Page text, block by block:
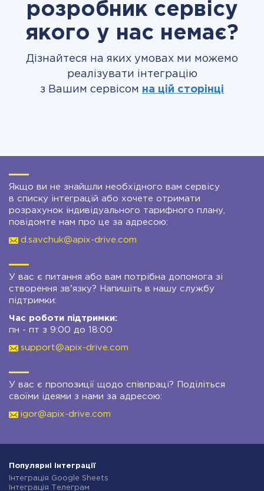
розробник сервісу
якого у нас немає?
Дізнайтеся на яких умовах ми можемо
реалізувати інтеграцію
з Вашим сервісом на цій сторінці
Якщо ви не знайшли необхідного вам сервісу
в списку інтеграцій або хочете отримати
розрахунок індивідуального тарифного плану,
повідомте нам про це за адресою:
d.savchuk@apix-drive.com
У вас є питання або вам потрібна допомога зі
створення зв'язку? Напишіть в нашу службу
підтримки:
Час роботи підтримки:
пн - пт з 9:00 до 18:00
support@apix-drive.com
У вас є пропозиції щодо співпраці? Поділіться
своїми ідеями з нами за адресою:
igor@apix-drive.com
Популярні інтеграції
Інтеграція Google Sheets
Інтеграція Телеграм